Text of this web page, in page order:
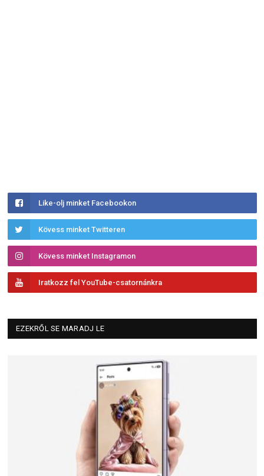
Like-olj minket Facebookon
Kövess minket Twitteren
Kövess minket Instagramon
Iratkozz fel YouTube-csatornánkra
EZEKRŐL SE MARADJ LE